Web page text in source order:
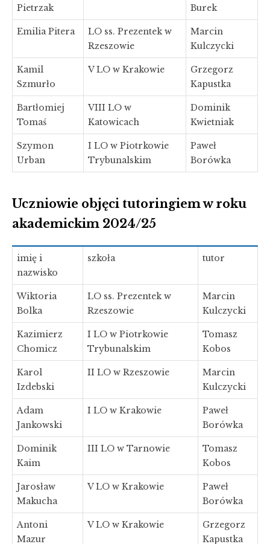
Pietrzak
Burek
Emilia Pitera
LO ss. Prezentek w
Rzeszowie
Marcin
Kulczycki
Kamil
Szmurło
V LO w Krakowie
Grzegorz
Kapustka
Bartłomiej
Tomaś
VIII LO w
Katowicach
Dominik
Kwietniak
Szymon
Urban
I LO w Piotrkowie
Trybunalskim
Paweł
Borówka
Uczniowie objęci tutoringiem w roku
akademickim 2024/25
imię i
nazwisko
szkoła tutor
Wiktoria
Bolka
LO ss. Prezentek w
Rzeszowie
Marcin
Kulczycki
Kazimierz
Chomicz
I LO w Piotrkowie
Trybunalskim
Tomasz
Kobos
Karol
Izdebski
II LO w Rzeszowie
Marcin
Kulczycki
Adam
Jankowski
I LO w Krakowie
Paweł
Borówka
Dominik
Kaim
III LO w Tarnowie
Tomasz
Kobos
Jarosław
Makucha
V LO w Krakowie
Paweł
Borówka
Antoni
Mazur
V LO w Krakowie
Grzegorz
Kapustka